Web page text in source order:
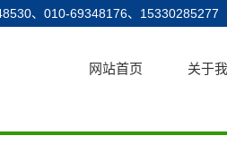
、010-69348176、15330285277
网站首页 关于